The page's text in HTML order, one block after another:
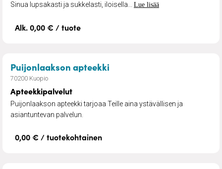
Sinua lupsakasti ja sukkelasti, iloisella... Lue lisää
Alk. 0,00 € / tuote
Puijonlaakson apteekki
70200 Kuopio
Apteekkipalvelut
Puijonlaakson apteekki tarjoaa Teille aina ystävällisen ja
asiantuntevan palvelun.
0,00 € / tuotekohtainen